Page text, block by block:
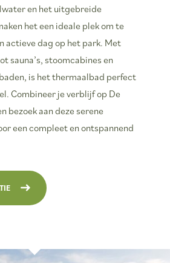
en het uitgebreide
het een ideale plek om te
actieve dag op het park. Met
sauna’s, stoomcabines en
is het thermaalbad perfect
Combineer je verblijf op De
bezoek aan deze serene
een compleet en ontspannend